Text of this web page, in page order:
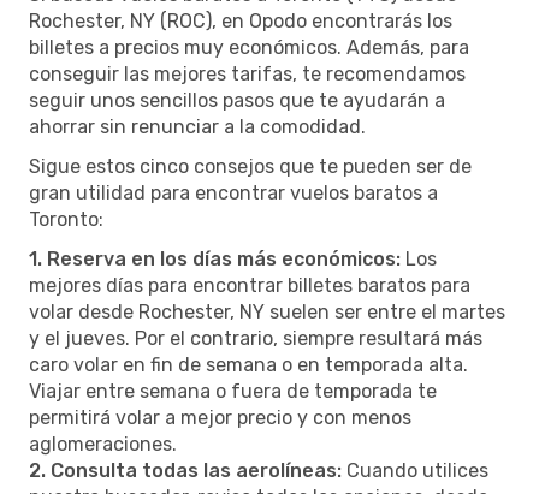
Rochester, NY (ROC), en Opodo encontrarás los
billetes a precios muy económicos. Además, para
conseguir las mejores tarifas, te recomendamos
seguir unos sencillos pasos que te ayudarán a
ahorrar sin renunciar a la comodidad.
Sigue estos cinco consejos que te pueden ser de
gran utilidad para encontrar vuelos baratos a
Toronto:
1. Reserva en los días más económicos: Los
mejores días para encontrar billetes baratos para
volar desde Rochester, NY suelen ser entre el martes
y el jueves. Por el contrario, siempre resultará más
caro volar en fin de semana o en temporada alta.
Viajar entre semana o fuera de temporada te
permitirá volar a mejor precio y con menos
aglomeraciones.
2. Consulta todas las aerolíneas: Cuando utilices